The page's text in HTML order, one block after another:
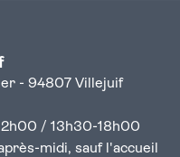
- 94807 Villejuif
/ 13h30-18h00
midi, sauf l'accueil